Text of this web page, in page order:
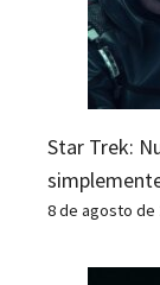
Star Trek:
8 de agosto de